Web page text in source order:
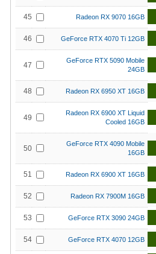
45 Radeon RX 9070 16GB
46 GeForce RTX 4070 Ti 12GB
47
GeForce RTX 5090 Mobile
24GB
48 Radeon RX 6950 XT 16GB
49
Radeon RX 6900 XT Liquid
Cooled 16GB
50
GeForce RTX 4090 Mobile
16GB
51 Radeon RX 6900 XT 16GB
52 Radeon RX 7900M 16GB
53 GeForce RTX 3090 24GB
54 GeForce RTX 4070 12GB